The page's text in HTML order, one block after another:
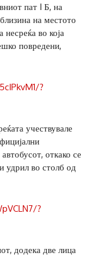
пат I Б, на
на местото
несреќа во која
повредени,
?
учествувале
откако се
удрил во столб од
?
додека две лица